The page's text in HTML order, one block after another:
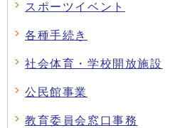
スポーツイベント
各種手続き
社会体育・学校開放施設
公民館事業
教育委員会窓口事務